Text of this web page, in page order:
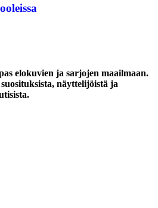
elokuvien ja sarjojen maailmaan.
näyttelijöistä ja